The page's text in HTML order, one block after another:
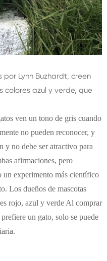
Lynn Buzhardt, creen
colores azul y verde, que
ven un tono de gris cuando
no pueden reconocer, y
y no debe ser atractivo para
afirmaciones, pero
un experimento más científico
Los dueños de mascotas
rojo, azul y verde Al comprar
un gato, solo se puede